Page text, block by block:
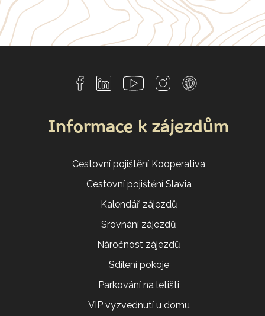
Informace k zájezdům
Cestovní pojištění Kooperativa
Cestovní pojištění Slavia
Kalendář zájezdů
Srovnání zájezdů
Náročnost zájezdů
Sdílení pokoje
Parkování na letišti
VIP vyzvednutí u domu